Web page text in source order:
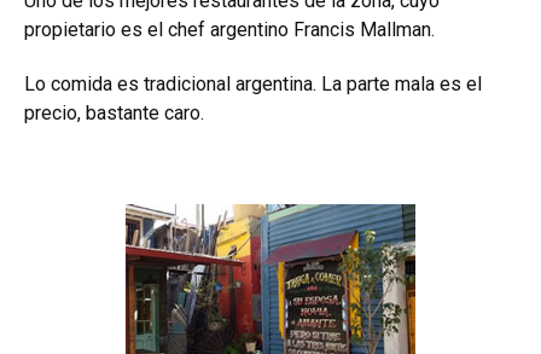
propietario es el chef argentino Francis Mallman.
Lo comida es tradicional argentina. La parte mala es el
precio, bastante caro.